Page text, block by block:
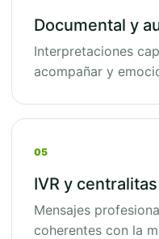
Documental y
Interpretaciones
acompañar y
05
IVR y centralitas
Mensajes
coherentes con la